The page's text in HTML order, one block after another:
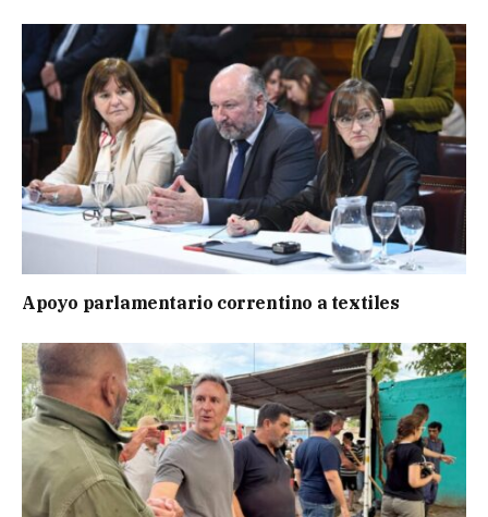
Apoyo parlamentario correntino a textiles